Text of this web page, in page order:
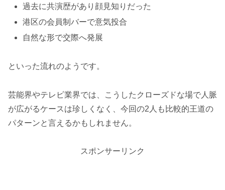
過去に共演歴があり顔見知りだった
港区の会員制バーで意気投合
自然な形で交際へ発展
といった流れのようです。
芸能界やテレビ業界では、こうしたクローズドな場で人脈
が広がるケースは珍しくなく、今回の2人も比較的王道の
パターンと言えるかもしれません。
スポンサーリンク